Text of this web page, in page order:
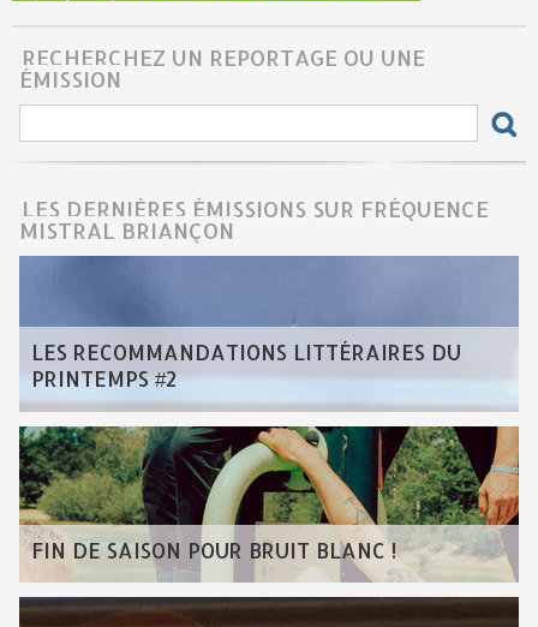
RECHERCHEZ UN REPORTAGE OU UNE
ÉMISSION
LES DERNIÈRES ÉMISSIONS SUR FRÉQUENCE
MISTRAL BRIANÇON
LES RECOMMANDATIONS LITTÉRAIRES DU
PRINTEMPS #2
FIN DE SAISON POUR BRUIT BLANC !